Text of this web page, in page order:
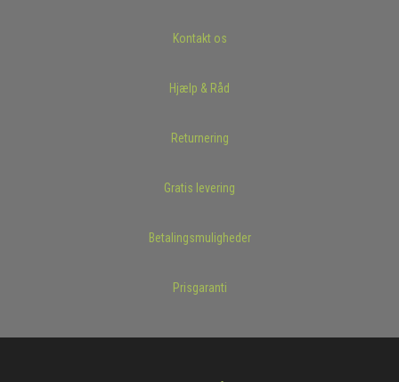
Kontakt os
Hjælp & Råd
Returnering
Gratis levering
Betalingsmuligheder
Prisgaranti